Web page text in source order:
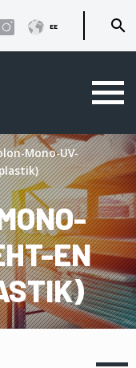
EE search
Mono-UV-
EN